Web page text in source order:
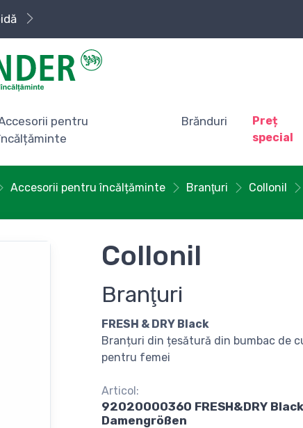
pentru
Brănduri
Preț
special
Accesorii pentru încălțăminte Branţuri Collonil
Collonil
Branţuri
FRESH & DRY Black
Branțuri din țesătură din bumbac de
pentru femei
Articol:
92020000360 FRESH&DRY
Damengrößen